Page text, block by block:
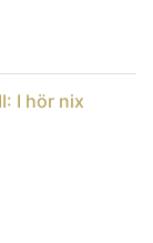
I hör nix